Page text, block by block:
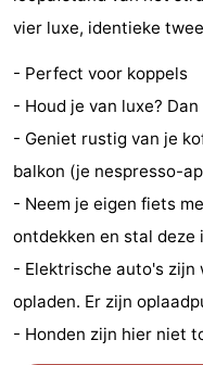
-
Buitenhof
Domburg
-
Hof
Domburg
Westhove
Last
Zien
Bezienswaardigheden
vier luxe, identieke
- Perfect voor koppels
- Houd je van luxe?
- Geniet rustig van je
balkon (je nespresso-
- Neem je eigen fiets
ontdekken en stal
- Elektrische auto's zijn
opladen. Er zijn
- Honden zijn hier niet